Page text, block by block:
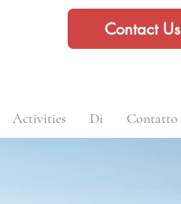
Contact Us
Activities Di Contatto